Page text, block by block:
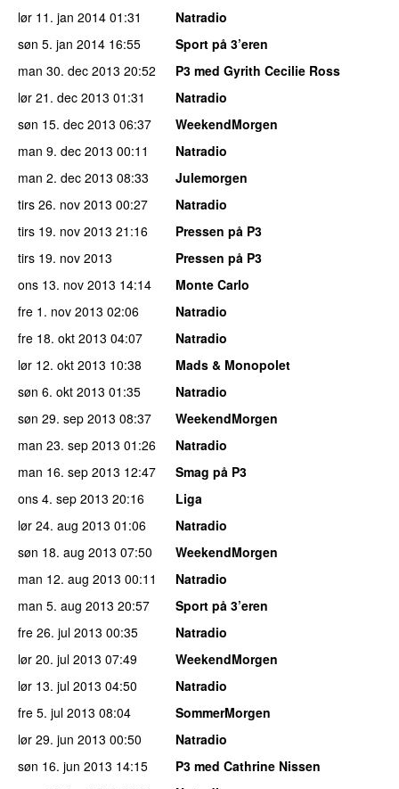
lør 11. jan 2014 01:31
Natradio
søn 5. jan 2014 16:55
Sport på 3’eren
man 30. dec 2013 20:52
P3 med Gyrith Cecilie Ross
lør 21. dec 2013 01:31
Natradio
søn 15. dec 2013 06:37
WeekendMorgen
man 9. dec 2013 00:11
Natradio
man 2. dec 2013 08:33
Julemorgen
tirs 26. nov 2013 00:27
Natradio
tirs 19. nov 2013 21:16
Pressen på P3
tirs 19. nov 2013
Pressen på P3
ons 13. nov 2013 14:14
Monte Carlo
fre 1. nov 2013 02:06
Natradio
fre 18. okt 2013 04:07
Natradio
lør 12. okt 2013 10:38
Mads & Monopolet
søn 6. okt 2013 01:35
Natradio
søn 29. sep 2013 08:37
WeekendMorgen
man 23. sep 2013 01:26
Natradio
man 16. sep 2013 12:47
Smag på P3
ons 4. sep 2013 20:16
Liga
lør 24. aug 2013 01:06
Natradio
søn 18. aug 2013 07:50
WeekendMorgen
man 12. aug 2013 00:11
Natradio
man 5. aug 2013 20:57
Sport på 3’eren
fre 26. jul 2013 00:35
Natradio
lør 20. jul 2013 07:49
WeekendMorgen
lør 13. jul 2013 04:50
Natradio
fre 5. jul 2013 08:04
SommerMorgen
lør 29. jun 2013 00:50
Natradio
søn 16. jun 2013 14:15
P3 med Cathrine Nissen